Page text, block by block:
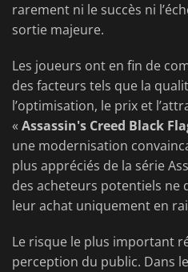
rarement ni le succès ni
sortie majeure.
Les joueurs ont en fin de
des facteurs tels que la
l’optimisation, le prix et
« Assassin's Creed Black
une modernisation
plus appréciés de la série
des acheteurs potentiels ne
leur achat uniquement en
Le risque le plus important
perception du public. Dans